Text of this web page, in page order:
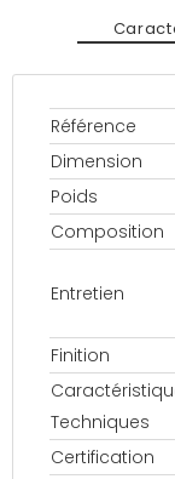
Référence
Dimension
Poids
Composition
Entretien
Finition
Techniques
Certification